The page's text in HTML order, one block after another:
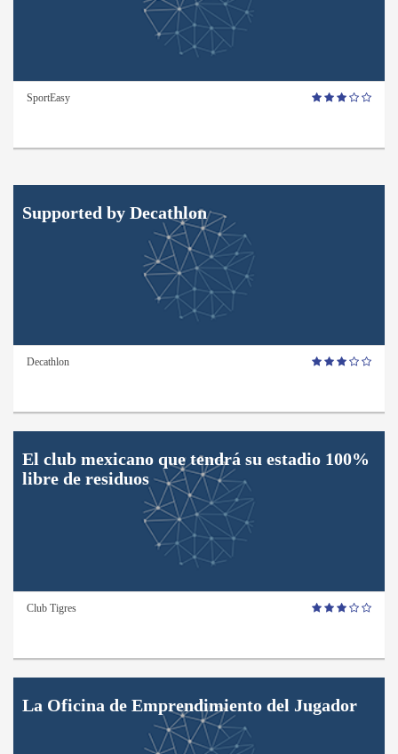
SportEasy
Supported by Decathlon
Decathlon
El club mexicano que tendrá su estadio 100%
libre de residuos
Club Tigres
La Oficina de Emprendimiento del Jugador